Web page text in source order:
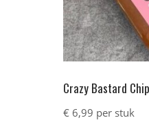
Crazy Bastard
€ 6,99 per stuk